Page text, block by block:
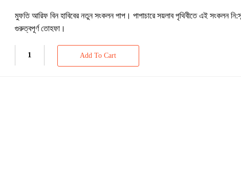
মুফতি আরিফ বিন হাবিবের নতুন সংকলন পাপ। পাপাচারে সয়লাব পৃথিবীতে এই সংকলন
গুরুত্বপূর্ণ তোহফা।
Add To Cart